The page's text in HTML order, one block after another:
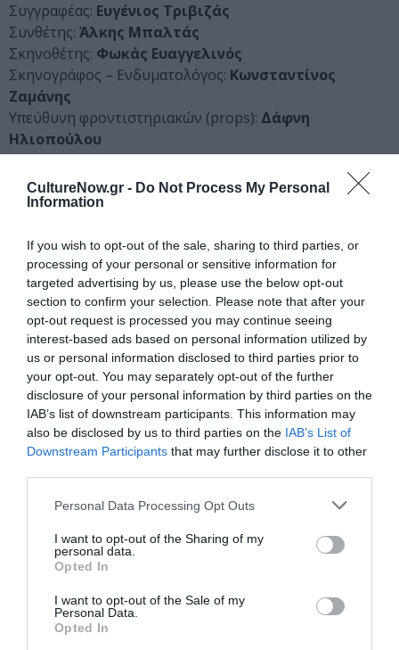
CultureNow.gr - Do Not Process My Personal
Information
If you wish to opt-out of the sale, sharing to third parties, or
processing of your personal or sensitive information for
targeted advertising by us, please use the below opt-out
section to confirm your selection. Please note that after your
opt-out request is processed you may continue seeing
interest-based ads based on personal information utilized by
us or personal information disclosed to third parties prior to
your opt-out. You may separately opt-out of the further
disclosure of your personal information by third parties on the
IAB’s list of downstream participants. This information may
also be disclosed by us to third parties on the IAB’s List of
Downstream Participants that may further disclose it to other
Personal Data Processing Opt Outs
I want to opt-out of the Sharing of my
personal data.
Opted In
I want to opt-out of the Sale of my
Personal Data.
Opted In
Συγγραφέας: Ευγένιος Τριβιζάς
Συνθέτης: Άλκης Μπαλτάς
Σκηνοθέτης: Φωκάς Ευαγγελινός
Σκηνογράφος – Ενδυματολόγος: Κωνσταντίνος
Ζαμάνης
Υπεύθυνη φροντιστηριακών (props): Δάφνη
Ηλιοπούλου
Χορογράφος:Έμιλυ Λούμπα
Σχεδιασμός Φωτισμών:Γιώργος Τέλλος
VideoArt:Χρήστος Μαγγανάς – XSQUARE DESIGNLAB
ORCHESTRA Διεύθυνση Ορχήστρας: Άλκης Μπαλτάς
– Χρήστος Κολοβός
Βοηθός Σκηνοθέτη:Παύλος Σαχπενίδης
Βοηθός Σκηνογράφου – Ενδυματολόγου:Τζίνα
Ηλιοπούλου
Ταυτότητα Εκδήλωσης
Ημερομηνία:
Από: 04/01/2023 Εως:
08/01/2023
Τετάρτη στις 19.00 | Πέμπτη & Σάββατο στις 15.00 |
Παρασκευή στις 15.00 και στις 19.00 | Κυριακή στις
Τοποθεσία:
Ι. Βελλίδης (ΔΕΘ), Λεωφ. Στρατού 3, Κέντρο,
Θεσσαλονίκη